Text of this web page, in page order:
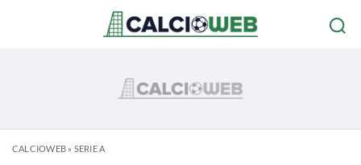
CALCIOWEB» SERIE A